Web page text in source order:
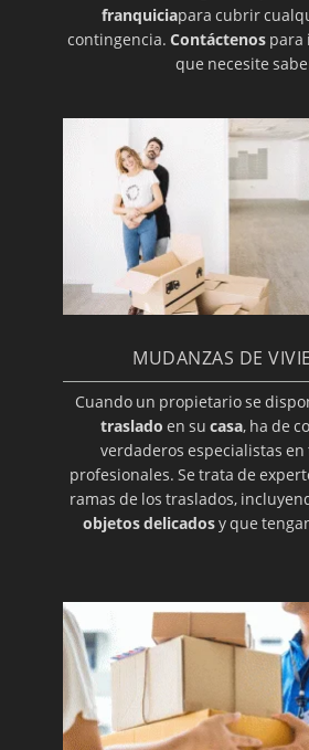
franquiciapara cubrir
contingencia. Contáctenospara
que necesite
MUDANZAS DE
Cuando un propietario se
traslado en sucasa, ha de
verdaderos especialistas
profesionales. Se trata de
ramas de los traslados,
objetos delicadosy que